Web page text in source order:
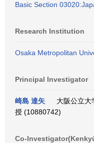
Basic Section
Research Institution
Osaka Metropolitan
Principal Investigator
崎島 達矢
大阪公立大
授 (10880742)
Co-